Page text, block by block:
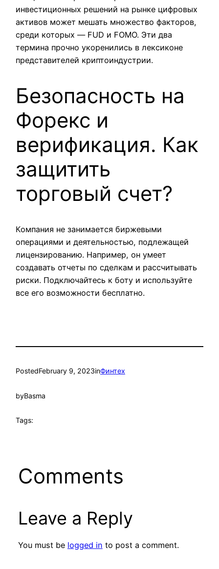
инвестиционных решений на рынке цифровых
активов может мешать множество факторов,
среди которых — FUD и FOMO. Эти два
термина прочно укоренились в лексиконе
представителей криптоиндустрии.
Безопасность на
Форекс и
верификация. Как
защитить
торговый счет?
Компания не занимается биржевыми
операциями и деятельностью, подлежащей
лицензированию. Например, он умеет
создавать отчеты по сделкам и рассчитывать
риски. Подключайтесь к боту и используйте
все его возможности бесплатно.
PostedFebruary 9, 2023inФинтех
byBasma
Tags:
Comments
Leave a Reply
You must be logged in to post a comment.